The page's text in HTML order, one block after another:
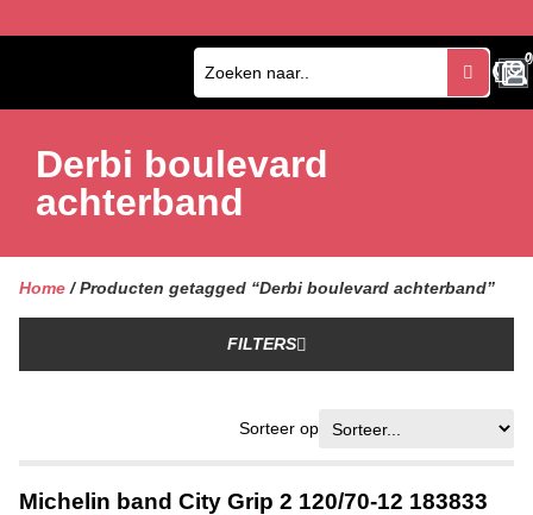
0
0
Derbi boulevard
achterband
Home / Producten getagged “Derbi boulevard achterband”
FILTERS
Sorteer op
Michelin band City Grip 2 120/70-12 183833